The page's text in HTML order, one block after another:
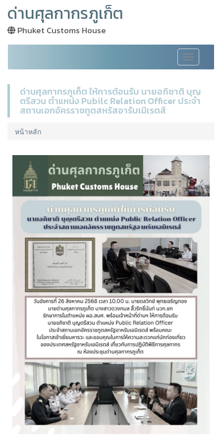
ด่านศุลกากรภูเก็ต
Phuket Customs House
Toggle
navigation
ด่านศุลกากรภูเก็ต ให้การต้อนรับ นายอภิชาติ บุญ
ตรีสวน ตำแหน่ง Pubilc Relation Officer ประจำ
สถานเอกอัครราชทูตสหรัสอารับเมิเรตส์
หน้าหลัก